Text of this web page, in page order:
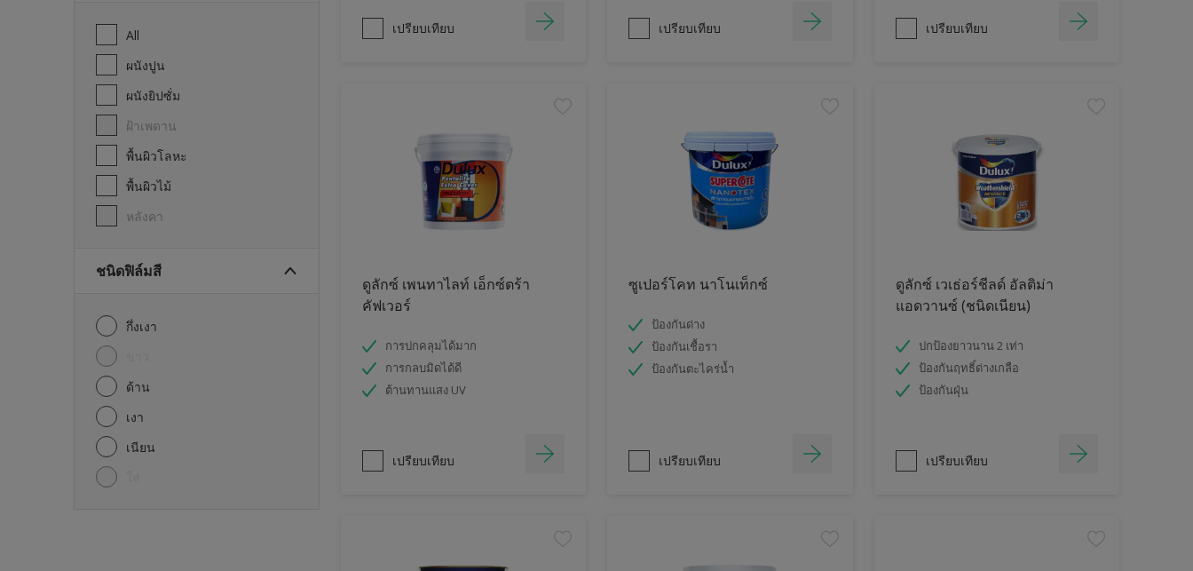
All
ผนังปูน
ผนังยิปซั่ม
ฝ้าเพดาน
พื้นผิวโลหะ
พื้นผิวไม้
หลังคา
ชนิดฟิล์มสี
กึ่งเงา
ด้าน
เงา
เนียน
เปรียบเทียบ เปรียบเทียบ เปรียบเทียบ
ดูลักซ์ เพนทาไลท์ เอ็กซ์ตร้า
คัฟเวอร์
การปกคลุมได้มาก
การกลบมิดได้ดี
ต้านทานแสง UV
เปรียบเทียบ
ซูเปอร์โคท นาโนเท็กซ์
ป้องกันด่าง
ป้องกันเชื้อรา
ป้องกันตะไคร่น้ำ
เปรียบเทียบ
ดูลักซ์ เวเธ่อร์ชีลด์ อัลติม่า
แอดวานซ์ (ชนิดเนียน)
ปกป้องยาวนาน 2 เท่า
ป้องกันฤทธิ์ด่างเกลือ
ป้องกันฝุ่น
เปรียบเทียบ